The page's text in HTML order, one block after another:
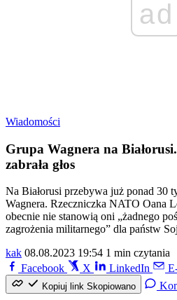
ad
Wiadomości
Grupa Wagnera na
zabrała głos
Na Białorusi przebywa już ponad 30
Wagnera. Rzeczniczka NATO Oana
obecnie nie stanowią oni „żadnego
zagrożenia militarnego” dla państw
kak 08.08.2023 19:54 1 min czytania
Facebook
X LinkedIn
Kopiuj link Skopiowano